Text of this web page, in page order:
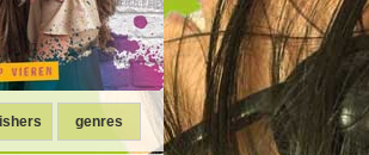
genres